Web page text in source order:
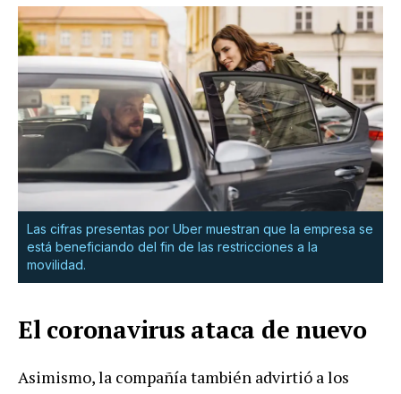
Las cifras presentas por Uber muestran que la empresa se
está beneficiando del fin de las restricciones a la
movilidad.
El coronavirus ataca de nuevo
Asimismo, la compañía también advirtió a los